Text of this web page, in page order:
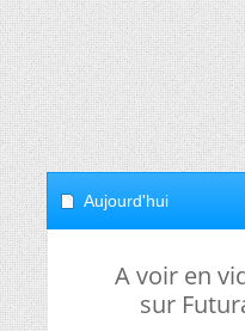
Aujourd'hui
A voir en
sur